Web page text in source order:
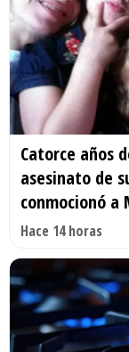
Catorce años
asesinato de
conmocionó a
Hace 14 horas